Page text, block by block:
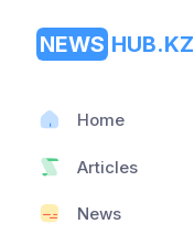
NEWS HUB.KZ
Home
Articles
News